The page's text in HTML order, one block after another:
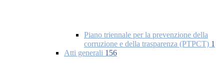
Piano triennale per la prevenzione della
corruzione e della trasparenza (PTPCT) 1
Atti generali 156